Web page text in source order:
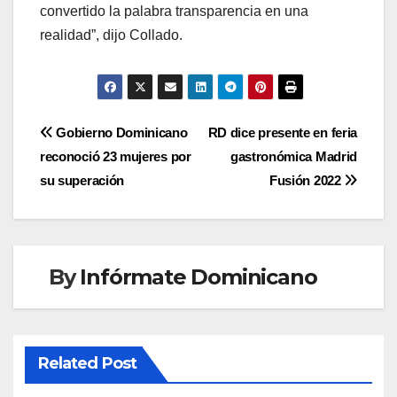
convertido la palabra transparencia en una
realidad”, dijo Collado.
Navegación
de
entradas
RD dice presente en feria
gastronómica Madrid
Fusión 2022
Gobierno Dominicano
reconoció 23 mujeres por
su superación
ByInfórmate Dominicano
Related Post